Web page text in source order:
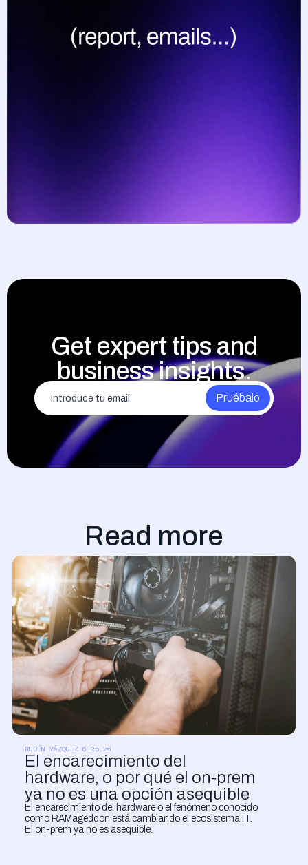
Get expert tips and
business insights.
Read more
CLOUD Y SISTEMAS
RUBÉN VÁZQUEZ·6.25.26
El encarecimiento del
hardware, o por qué el on-prem
ya no es una opción asequible
El encarecimiento del hardware o el fenómeno conocido
como RAMageddon está cambiando el ecosistema IT.
El on-prem ya no es asequible.